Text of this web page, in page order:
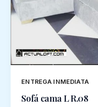
ENTREGA INMEDIATA
Sofá cama L R.08